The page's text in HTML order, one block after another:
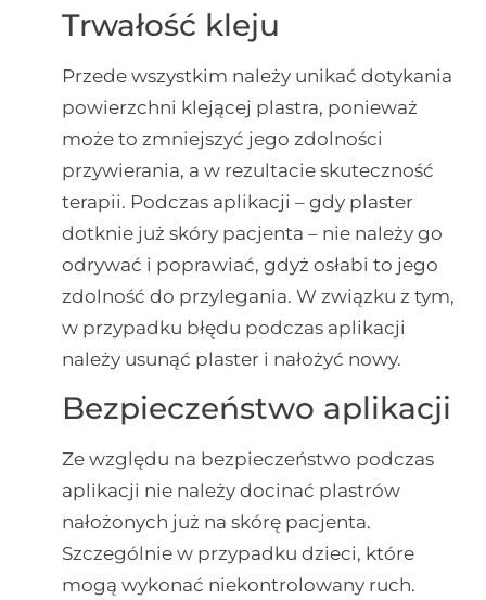
Trwałość kleju
Przede wszystkim należy unikać dotykania
powierzchni klejącej plastra, ponieważ
może to zmniejszyć jego zdolności
przywierania, a w rezultacie skuteczność
terapii. Podczas aplikacji – gdy plaster
dotknie już skóry pacjenta – nie należy go
odrywać i poprawiać, gdyż osłabi to jego
zdolność do przylegania. W związku z tym,
w przypadku błędu podczas aplikacji
należy usunąć plaster i nałożyć nowy.
Bezpieczeństwo aplikacji
Ze względu na bezpieczeństwo podczas
aplikacji nie należy docinać plastrów
nałożonych już na skórę pacjenta.
Szczególnie w przypadku dzieci, które
mogą wykonać niekontrolowany ruch.